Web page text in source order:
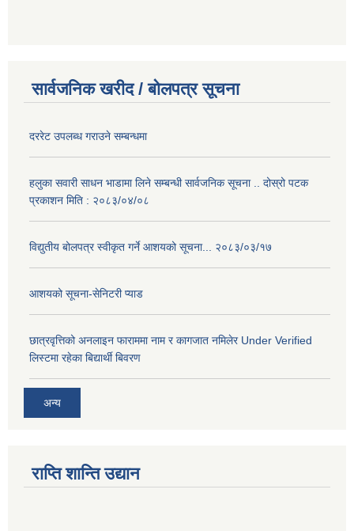
सार्वजनिक खरीद / बोलपत्र सूचना
दररेट उपलब्ध गराउने सम्बन्धमा
हलुका सवारी साधन भाडामा लिने सम्बन्धी सार्वजनिक सूचना .. दोस्रो पटक
प्रकाशन मिति : २०८३/०४/०८
विद्युतीय बोलपत्र स्वीकृत गर्ने आशयको सूचना... २०८३/०३/१७
आशयको सूचना-सेनिटरी प्याड
छात्रवृत्तिको अनलाइन फाराममा नाम र कागजात नमिलेर Under Verified
लिस्टमा रहेका बिद्यार्थी बिवरण
अन्य
राप्ति शान्ति उद्यान